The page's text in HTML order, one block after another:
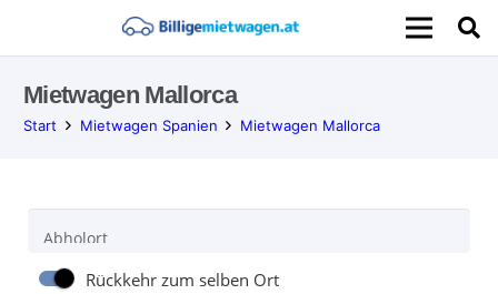
Mietwagen Mallorca
Start Mietwagen Spanien Mietwagen Mallorca
Abholort
Rückkehr zum selben Ort